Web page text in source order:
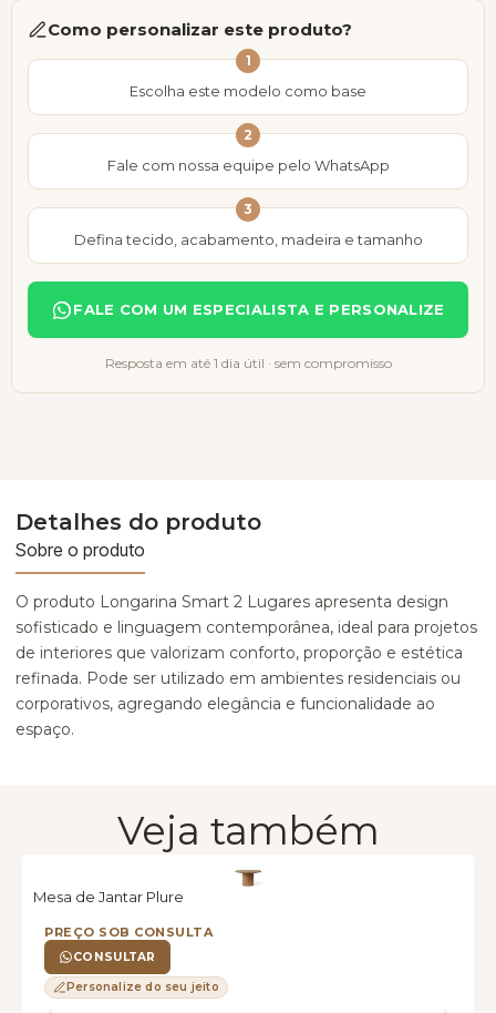
Como personalizar este produto?
1
Escolha este modelo como base
2
Fale com nossa equipe pelo WhatsApp
3
Defina tecido, acabamento, madeira e tamanho
FALE COM UM ESPECIALISTA E PERSONALIZE
Resposta em até 1 dia útil · sem compromisso
Detalhes do produto
Sobre o produto
O produto Longarina Smart 2 Lugares apresenta design
sofisticado e linguagem contemporânea, ideal para projetos
de interiores que valorizam conforto, proporção e estética
refinada. Pode ser utilizado em ambientes residenciais ou
corporativos, agregando elegância e funcionalidade ao
espaço.
Veja também
Mesa de Jantar Plure
PREÇO SOB CONSULTA
CONSULTAR
Personalize do seu jeito